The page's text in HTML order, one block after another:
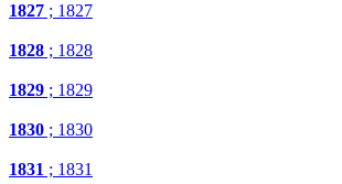
1827 ; 1827
1828 ; 1828
1829 ; 1829
1830 ; 1830
1831 ; 1831